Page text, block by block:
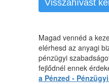
Visszahívást
Magad vennéd a
elérhesd az anyagi
pénzügyi
fejlődnél ennek
a Pénzed -